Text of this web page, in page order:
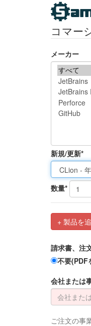
コマー
メーカー
新規/更新*
数量*
+ 製品を
請求書、注
不要(PDF
会社または
ご注文の事